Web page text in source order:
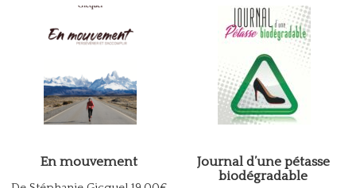
En mouvement
Journal d’une pétasse
biodégradable